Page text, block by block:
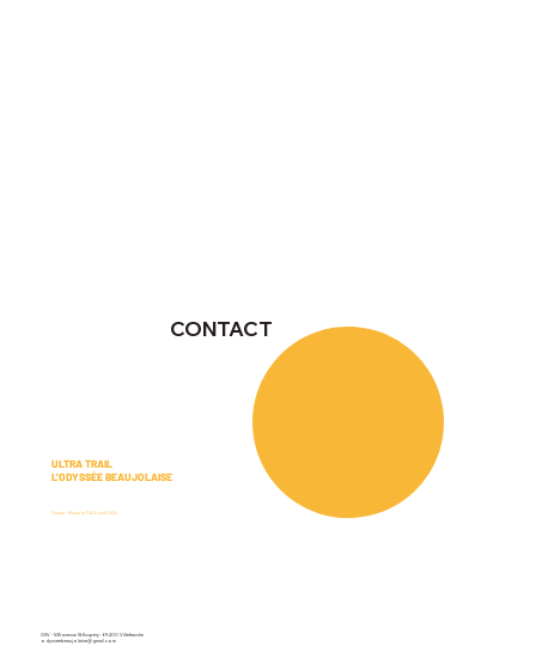
CONTACT
ULTRA TRAIL
L'ODYSSÉE BEAUJOLAISE
Fleurie - Rhône le 11 & 12 avril 2026
OSV - 535 avenue St Exupéry - 69400 Villefranche
odysseebeaujolaise@gmail.com